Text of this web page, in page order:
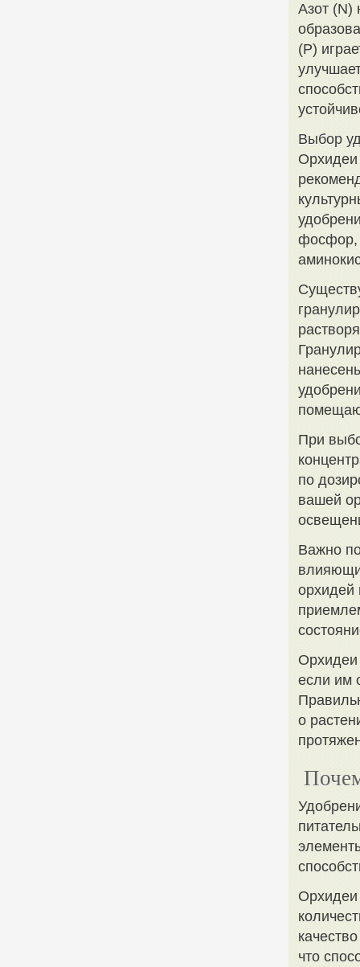
Азот (N)
(P)
Выбор
Орхидеи
фосфор,
При
по
вашей
Важно
орхидей
Орхидеи
если им
о
Орхидеи
что